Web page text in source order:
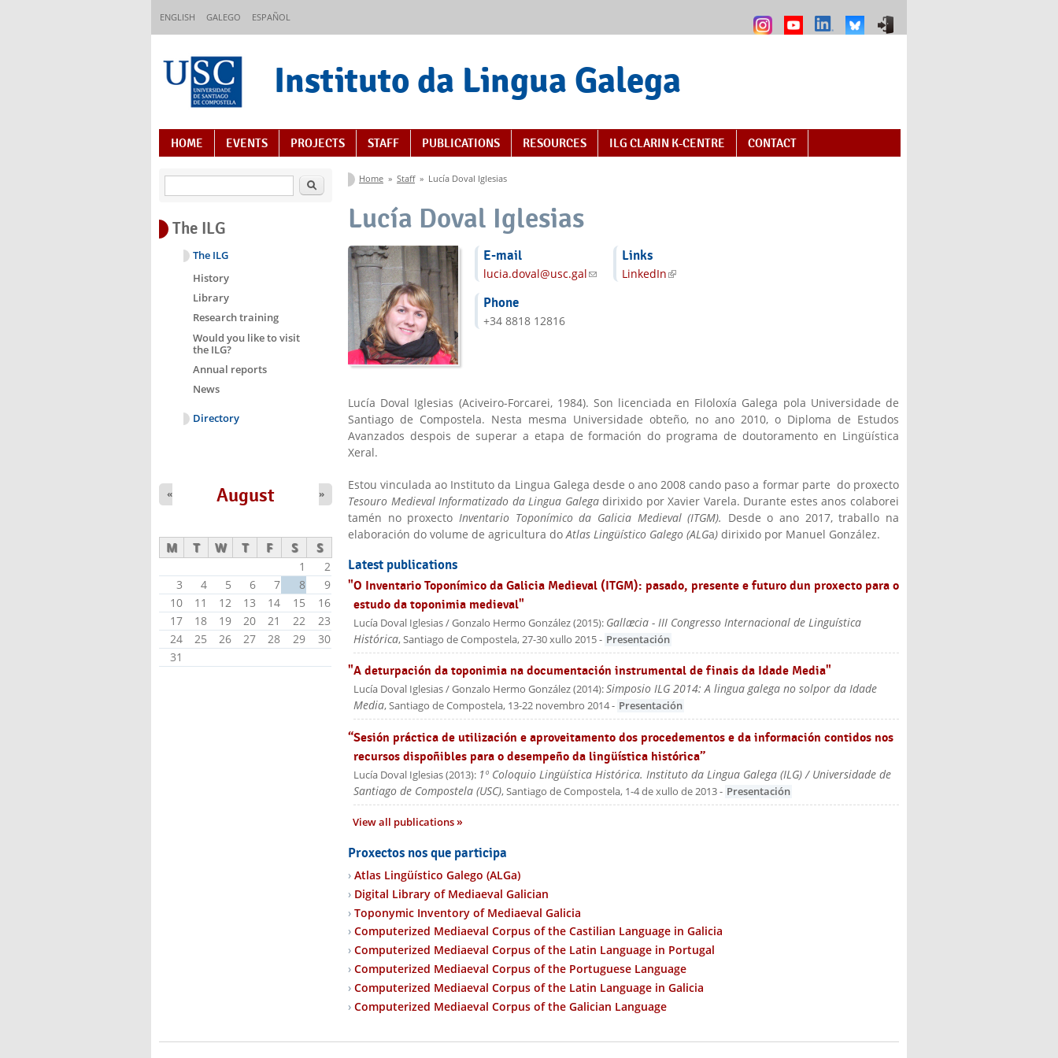
ENGLISH GALEGO ESPAÑOL
Instituto da Lingua Galega
Content Index
HOME EVENTS PROJECTS STAFF PUBLICATIONS RESOURCES ILG CLARIN K-CENTRE CONTACT
You are here
Home » Staff » Lucía Doval Iglesias
Lucía Doval Iglesias
E-mail
lucia.doval@usc.gal(link sends e-mail)
Phone
+34 8818 12816
Links
LinkedIn(link is external)
Lucía Doval Iglesias (Aciveiro-Forcarei, 1984). Son licenciada en Filoloxía Galega pola Universidade de
Santiago de Compostela. Nesta mesma Universidade obteño, no ano 2010, o Diploma de Estudos
Avanzados despois de superar a etapa de formación do programa de doutoramento en Lingüística
Xeral.
Estou vinculada ao Instituto da Lingua Galega desde o ano 2008 cando paso a formar parte do proxecto
Tesouro Medieval Informatizado da Lingua Galegadirixido por Xavier Varela. Durante estes anos colaborei
tamén no proxecto Inventario Toponímico da Galicia Medieval (ITGM). Desde o ano 2017, traballo na
elaboración do volume de agricultura do Atlas Lingüístico Galego (ALGa) dirixido por Manuel González.
Latest publications
"O Inventario Toponímico da Galicia Medieval (ITGM): pasado, presente e futuro dun proxecto para o
estudo da toponimia medieval"
Lucía Doval Iglesias / Gonzalo Hermo González(2015): Gallæcia - III Congresso Internacional de Linguística
Histórica, Santiago de Compostela, 27-30 xullo 2015- Presentación
"A deturpación da toponimia na documentación instrumental de finais da Idade Media"
Lucía Doval Iglesias / Gonzalo Hermo González(2014):Simposio ILG 2014: A lingua galega no solpor da Idade
Media, Santiago de Compostela, 13-22 novembro 2014- Presentación
“Sesión práctica de utilización e aproveitamento dos procedementos e da información contidos nos
recursos dispoñibles para o desempeño da lingüística histórica”
Lucía Doval Iglesias(2013): 1º Coloquio Lingüística Histórica. Instituto da Lingua Galega (ILG) / Universidade de
Santiago de Compostela (USC), Santiago de Compostela, 1-4 de xullo de 2013- Presentación
View all publications
Proxectos nos que participa
Atlas Lingüístico Galego (ALGa)
Digital Library of Mediaeval Galician
Toponymic Inventory of Mediaeval Galicia
Computerized Mediaeval Corpus of the Castilian Language in Galicia
Computerized Mediaeval Corpus of the Latin Language in Portugal
Computerized Mediaeval Corpus of the Portuguese Language
Computerized Mediaeval Corpus of the Latin Language in Galicia
Computerized Mediaeval Corpus of the Galician Language
Search
The ILG
The ILG
History
Library
Research training
Would you like to visit
the ILG?
Annual reports
News
Directory
August
« »
M T W T F S S
1
2
3
4 5 6 7 8
9
10
11 12 13 14 15
16
17
18 19 20 21 22
23
24
25 26 27 28 29
30
31